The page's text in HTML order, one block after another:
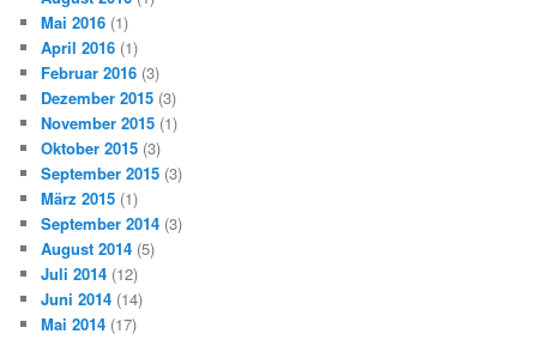
Mai 2016 (1)
April 2016 (1)
Februar 2016 (3)
Dezember 2015 (3)
November 2015 (1)
Oktober 2015 (3)
September 2015 (3)
März 2015 (1)
September 2014 (3)
August 2014 (5)
Juli 2014 (12)
Juni 2014 (14)
Mai 2014 (17)